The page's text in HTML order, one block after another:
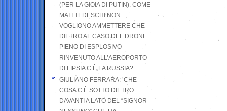
(PER LA GIOIA DI PUTIN). COME
MAI I TEDESCHI NON
VOGLIONO AMMETTERE CHE
DIETRO AL CASO DEL DRONE
PIENO DI ESPLOSIVO
RINVENUTO ALL’AEROPORTO
DI LIPSIA C’È LA RUSSIA?
GIULIANO FERRARA: ’CHE
COSA C’È SOTTO DIETRO
DAVANTI A LATO DEL “SIGNOR